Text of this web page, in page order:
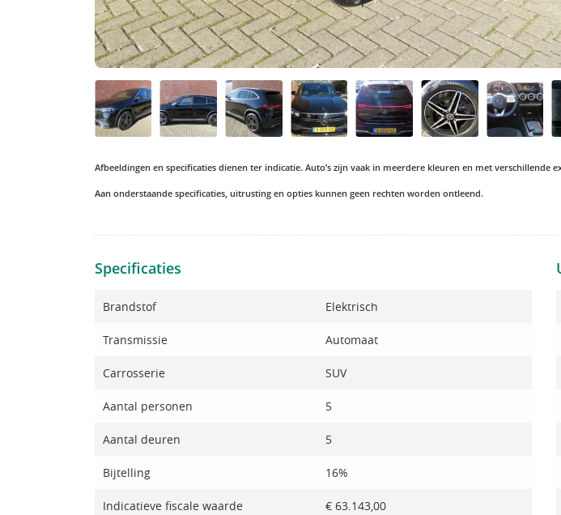
Afbeeldingen en specificaties dienen ter indicatie. Auto’s zijn vaak in meerdere kleuren en met verschillende
Aan onderstaande specificaties, uitrusting en opties kunnen geen rechten worden ontleend.
Specificaties
Brandstof Elektrisch
Transmissie Automaat
Carrosserie SUV
Aantal personen 5
Aantal deuren 5
Bijtelling 16%
Indicatieve fiscale waarde € 63.143,00